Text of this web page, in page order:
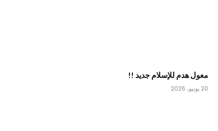
معول هدم للإسلام جديد !!
20 يونيو، 2026